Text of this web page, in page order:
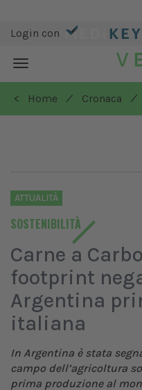
Login con
Toggle
navigation
< Home
/ Cronaca /
ATTUALITÀ
SOSTENIBILITÀ
Carne a
footprint
Argentina
italiana
In Argentina è stata
campo dell’agricoltura
prima produzione al